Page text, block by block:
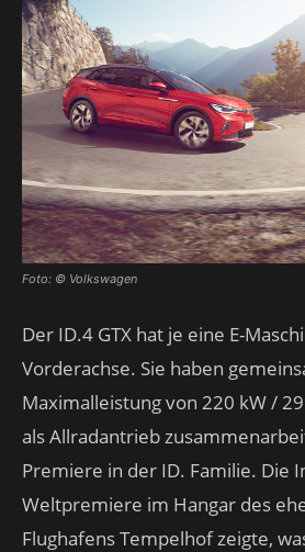
Foto: © Volkswagen
Der ID.4 GTX hat je eine E-
Vorderachse. Sie haben
Maximalleistung von 220 kW /
als Allradantrieb
Premiere in der ID. Familie. Die
Weltpremiere im Hangar des
Flughafens Tempelhof zeigte,